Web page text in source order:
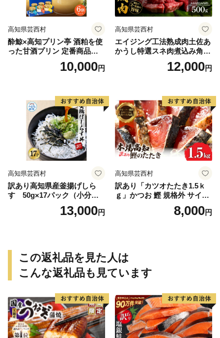
高知県芸西村
酔鯨×高知プリン亭 酒粕を使
った甘酒プリン 定番商品の
詰め合わせセット 3種 6個入
り なめらか 仁淀ブルー 絶品
おしゃれ かわいい 美味しい
送料無料 デザート お祝い 贈
答 贈り物 のし 熨斗
10,000円
高知県芸西村
エイジング工法熟成肉土佐あ
かうし特選スネ肉煮込み角切
12,000円
高知県芸西村
訳あり高知県産釜揚げしら
す 50g×17パック（小分
13,000円
高知県芸西村
訳あり「カツオたたき1.5ｋ
ｇ」かつお 鰹 規格外 サイズ
不揃い 傷 海鮮 わけあり 人気
8,000円
この返礼品を見た人は
こんな返礼品も見ています